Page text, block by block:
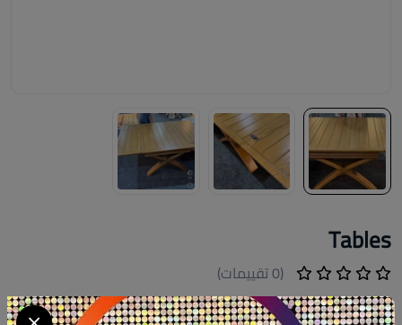
Tables
(0 تقييمات)
ج.م 14000